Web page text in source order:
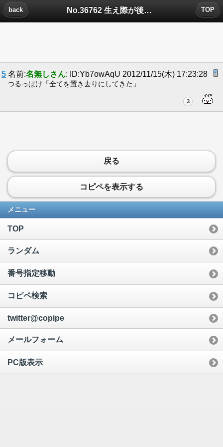
No.36762 生え際が後退してんじゃなくてについたコメント
back TOP
5 名前:名無しさん: ID:Yb7owAqU 2012/11/15(木) 17:23:28
つるっぱけ「全てを置き去りにしてきた」
3
戻る
コピペを表示する
メニュー
TOP
ランダム
番号指定移動
コピペ検索
twitter@copipe
メールフォーム
PC版表示